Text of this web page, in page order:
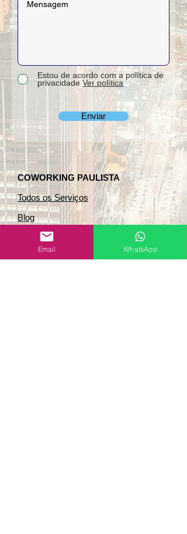
Estou de acordo com a política de
privacidade Ver política
Enviar
COWORKING PAULISTA
Todos os Serviços
Blog
Termos , Políticas e Condições
Trabalhe com a gente
Email WhatsApp